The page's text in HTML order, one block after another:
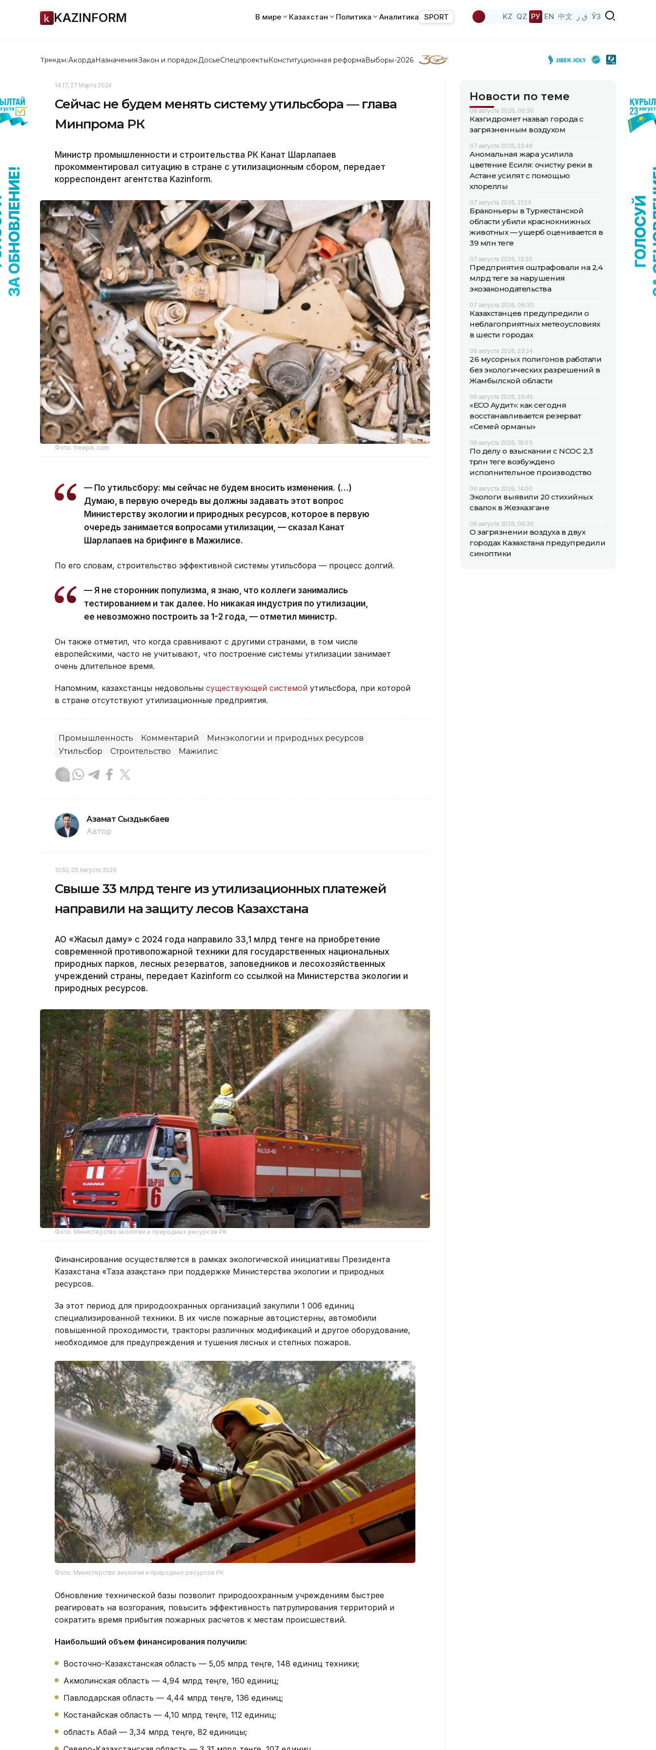
KAZINFORM В мире Казахстан Политика Аналитика SPORT KZ QZ РУ EN 中文 ق ز ЎЗ
Тренды:АкордаНазначенияЗакон и порядок ДосьеСпецпроектыКонституционная реформаВыборы-2026
14:17, 27 Марта 2024
Сейчас не будем менять систему утильсбора — глава
Минпрома РК
Министр промышленности и строительства РК Канат Шарлапаев
прокомментировал ситуацию в стране с утилизационным сбором, передает
корреспондент агентства Kazinform.
Фото: freepik.com
— По утильсбору: мы сейчас не будем вносить изменения. (…)
Думаю, в первую очередь вы должны задавать этот вопрос
Министерству экологии и природных ресурсов, которое в первую
очередь занимается вопросами утилизации, — сказал Канат
Шарлапаев на брифинге в Мажилисе.
По его словам, строительство эффективной системы утильсбора — процесс долгий.
— Я не сторонник популизма, я знаю, что коллеги занимались
тестированием и так далее. Но никакая индустрия по утилизации,
ее невозможно построить за 1-2 года, — отметил министр.
Он также отметил, что когда сравнивают с другими странами, в том числе
европейскими, часто не учитывают, что построение системы утилизации занимает
очень длительное время.
Напомним, казахстанцы недовольны существующей системой утильсбора, при которой
в стране отсутствуют утилизационные предприятия.
Промышленность Комментарий
Минэкологии и природных ресурсов
Утильсбор
Строительство Мажилис
Азамат Сыздыкбаев
Автор
10:52, 05 Августа 2026
Свыше 33 млрд тенге из утилизационных платежей
направили на защиту лесов Казахстана
АО «Жасыл даму» с 2024 года направило 33,1 млрд тенге на приобретение
современной противопожарной техники для государственных национальных
природных парков, лесных резерватов, заповедников и лесохозяйственных
учреждений страны, передает Kazinform со ссылкой на Министерства экологии и
природных ресурсов.
Фото: Министерство экологии и природных ресурсов РК
Финансирование осуществляется в рамках экологической инициативы Президента
Казахстана «Таза Қазақстан» при поддержке Министерства экологии и природных
ресурсов.
За этот период для природоохранных организаций закупили 1 006 единиц
специализированной техники. В их числе пожарные автоцистерны, автомобили
повышенной проходимости, тракторы различных модификаций и другое оборудование,
необходимое для предупреждения и тушения лесных и степных пожаров.
Фото: Министерство экологии и природных ресурсов РК
Обновление технической базы позволит природоохранным учреждениям быстрее
реагировать на возгорания, повысить эффективность патрулирования территорий и
сократить время прибытия пожарных расчетов к местам происшествий.
Наибольший объем финансирования получили:
Восточно-Казахстанская область — 5,05 млрд теңге, 148 единиц техники;
Акмолинская область — 4,94 млрд теңге, 160 единиц;
Павлодарская область — 4,44 млрд теңге, 136 единиц;
Костанайская область — 4,10 млрд теңге, 112 единиц;
область Абай — 3,34 млрд теңге, 82 единицы;
Новости по теме
08 августа 2026, 06:30
Казгидромет назвал города с
загрязненным воздухом
07 августа 2026, 22:46
Аномальная жара усилила
цветение Есиля: очистку реки в
Астане усилят с помощью
хлореллы
07 августа 2026, 21:24
Браконьеры в Туркестанской
области убили краснокнижных
животных — ущерб оценивается в
39 млн теңге
07 августа 2026, 13:30
Предприятия оштрафовали на 2,4
млрд теңге за нарушения
экозаконодательства
07 августа 2026, 06:30
Казахстанцев предупредили о
неблагоприятных метеоусловиях
в шести городах
06 августа 2026, 23:24
26 мусорных полигонов работали
без экологических разрешений в
Жамбылской области
06 августа 2026, 20:45
«ECO Аудит»: как сегодня
восстанавливается резерват
«Семей орманы»
06 августа 2026, 18:03
По делу о взыскании с NCOC 2,3
трлн теңге возбуждено
исполнительное производство
06 августа 2026, 14:00
Экологи выявили 20 стихийных
свалок в Жезказгане
06 августа 2026, 06:30
О загрязнении воздуха в двух
городах Казахстана предупредили
синоптики